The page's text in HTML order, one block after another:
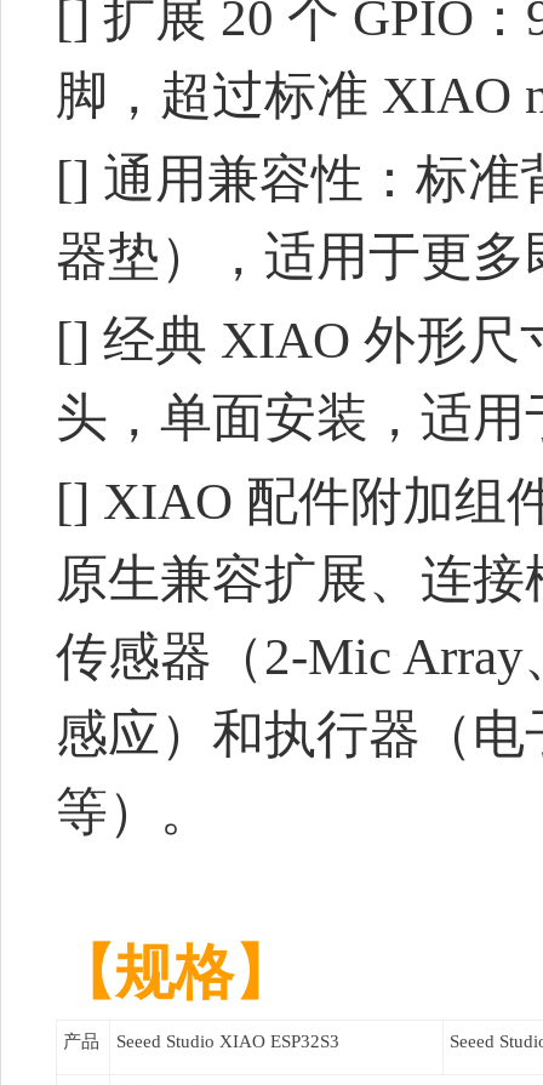
[] 扩展 20 个 GPIO
脚，超过标准 XIAO
[] 通用兼容性：标准
器垫），适用于更
[] 经典 XIAO 外形尺
头，单面安装，适
[] XIAO 配件附加组
原生兼容扩展、连接
传感器（2-Mic Array
感应）和执行器（
等）。
【规格】
产品 Seeed Studio XIAO ESP32S3 Seeed